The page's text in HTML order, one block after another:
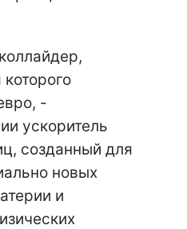
-
ускоритель
созданный для
новых
и